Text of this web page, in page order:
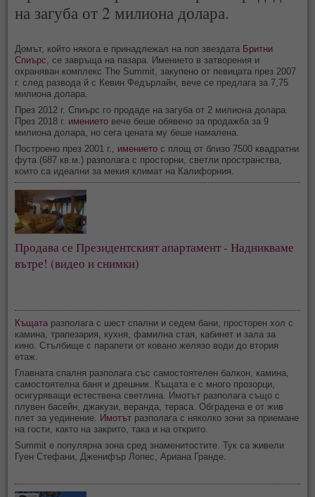
на загуба от 2 милиона долара.
Домът, който някога е принадлежал на поп звездата Бритни
Спиърс, се завръща на пазара. Имението в затворения и
охраняван комплекс The Summit, закупено от певицата през 2007
г. след развода й с Кевин Федърлайн, вече се предлага за 7,75
милиона долара.
През 2012 г. Спиърс го продаде на загуба от 2 милиона долара.
През 2018 г. имението вече беше обявено за продажба за 9
милиона долара, но сега цената му беше намалена.
Построено през 2001 г., имението с площ от близо 7500 квадратни
фута (687 кв.м.) разполага с просторни, светли пространства,
които са идеални за мекия климат на Калифорния.
Продава се Президентският апартамент - Надникваме
вътре! (видео и снимки)
Къщата разполага с шест спални и седем бани, просторен хол с
камина, трапезария, кухня, фамилна стая, кабинет и зала за
кино. Стълбище с парапети от ковано желязо води до втория
етаж.
Главната спалня разполага със самостоятелен балкон, камина,
самостоятелна баня и дрешник. Къщата е с много прозорци,
осигуряващи естествена светлина. Имотът разполага също с
плувен басейн, джакузи, веранда, тераса. Обградена е от жив
плет за уединение.
Имотът разполага с няколко зони за приемане
на гости, както на закрито, така и на открито.
Summit е популярна зона сред знаменитостите. Тук са живели
Гуен Стефани, Дженифър Лопес, Ариана Гранде.